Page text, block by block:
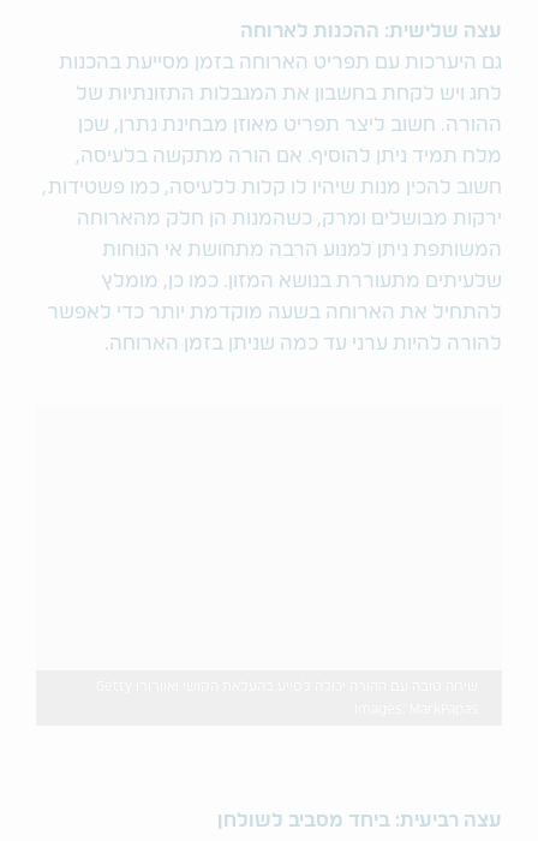
עצה שלישית: ההכנות לארוחה
גם היערכות עם תפריט הארוחה בזמן מסייעת בהכנות
לחג ויש לקחת בחשבון את המגבלות התזונתיות של
ההורה. חשוב ליצר תפריט מאוזן מבחינת נתרן, שכן
מלח תמיד ניתן להוסיף. אם הורה מתקשה בלעיסה,
חשוב להכין מנות שיהיו לו קלות ללעיסה, כמו פשטידות,
ירקות מבושלים ומרק, כשהמנות הן חלק מהארוחה
המשותפת ניתן למנוע הרבה מתחושת אי הנוחות
שלעיתים מתעוררת בנושא המזון. כמו כן, מומלץ
להתחיל את הארוחה בשעה מוקדמת יותר כדי לאפשר
להורה להיות ערני עד כמה שניתן בזמן הארוחה.
עצה רביעית: ביחד מסביב לשולחן